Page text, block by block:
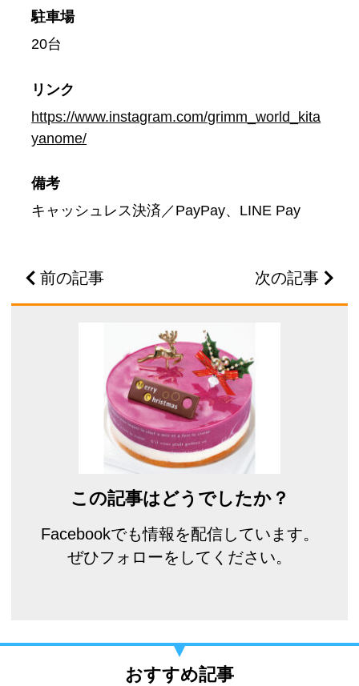
駐車場
20台
リンク
https://www.instagram.com/grimm_world_kita
yanome/
備考
キャッシュレス決済／PayPay、LINE Pay
前の記事 次の記事
この記事はどうでしたか？
Facebookでも情報を配信しています。
ぜひフォローをしてください。
おすすめ記事